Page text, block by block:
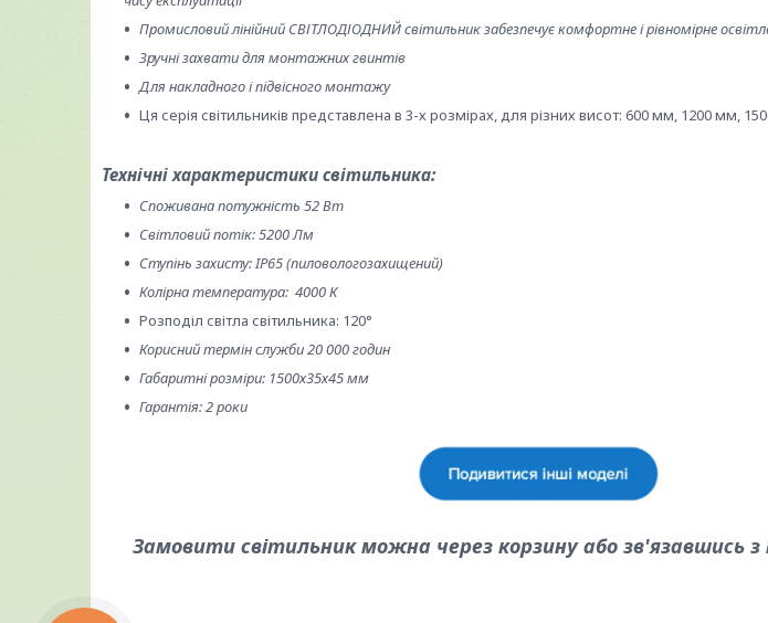
Промисловий лінійний СВІТЛОДІОДНИЙ світильник забезпечує комфортне і рівномірне
Зручні захвати для монтажних гвинтів
Для накладного і підвісного монтажу
Ця серія світильників представлена в 3-х розмірах, для різних висот: 600 мм, 1200 мм,
Технічні характеристики світильника:
Споживана потужність 52 Вт
Світловий потік: 5200 Лм
Ступінь захисту: IP65 (пиловологозахищений)
Колірна температура: 4000 К
Розподіл світла світильника: 120°
Корисний термін служби 20 000 годин
Габаритні розміри: 1500х35х45 мм
Гарантія: 2 роки
Замовити світильник можна через корзину або зв'язавшись